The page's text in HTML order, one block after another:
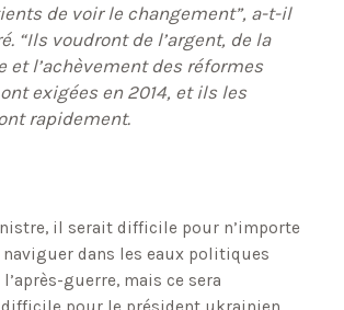
de voir le changement”, a-t-il
“Ils voudront de l’argent, de la
et l’achèvement des réformes
exigées en 2014, et ils les
rapidement.
il serait difficile pour n’importe
dans les eaux politiques
guerre, mais ce sera